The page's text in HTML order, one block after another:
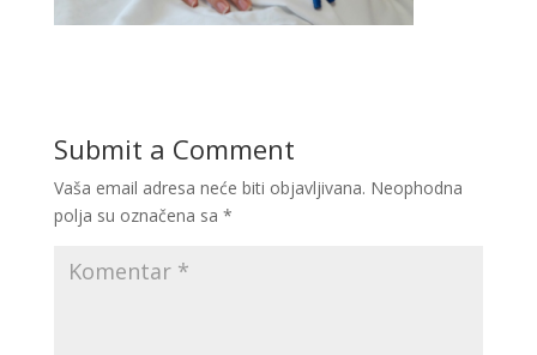
Submit a Comment
Vaša email adresa neće biti objavljivana. Neophodna
polja su označena sa *